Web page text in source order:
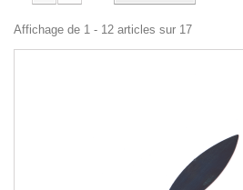
Affichage de 1 - 12 articles sur 17